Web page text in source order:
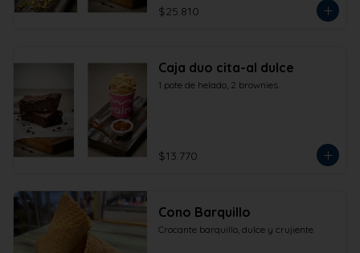
$25.810
Caja duo cita-al dulce
1 pote de helado, 2 brownies.
$13.770
Cono Barquillo
Crocante barquillo, dulce y crujiente